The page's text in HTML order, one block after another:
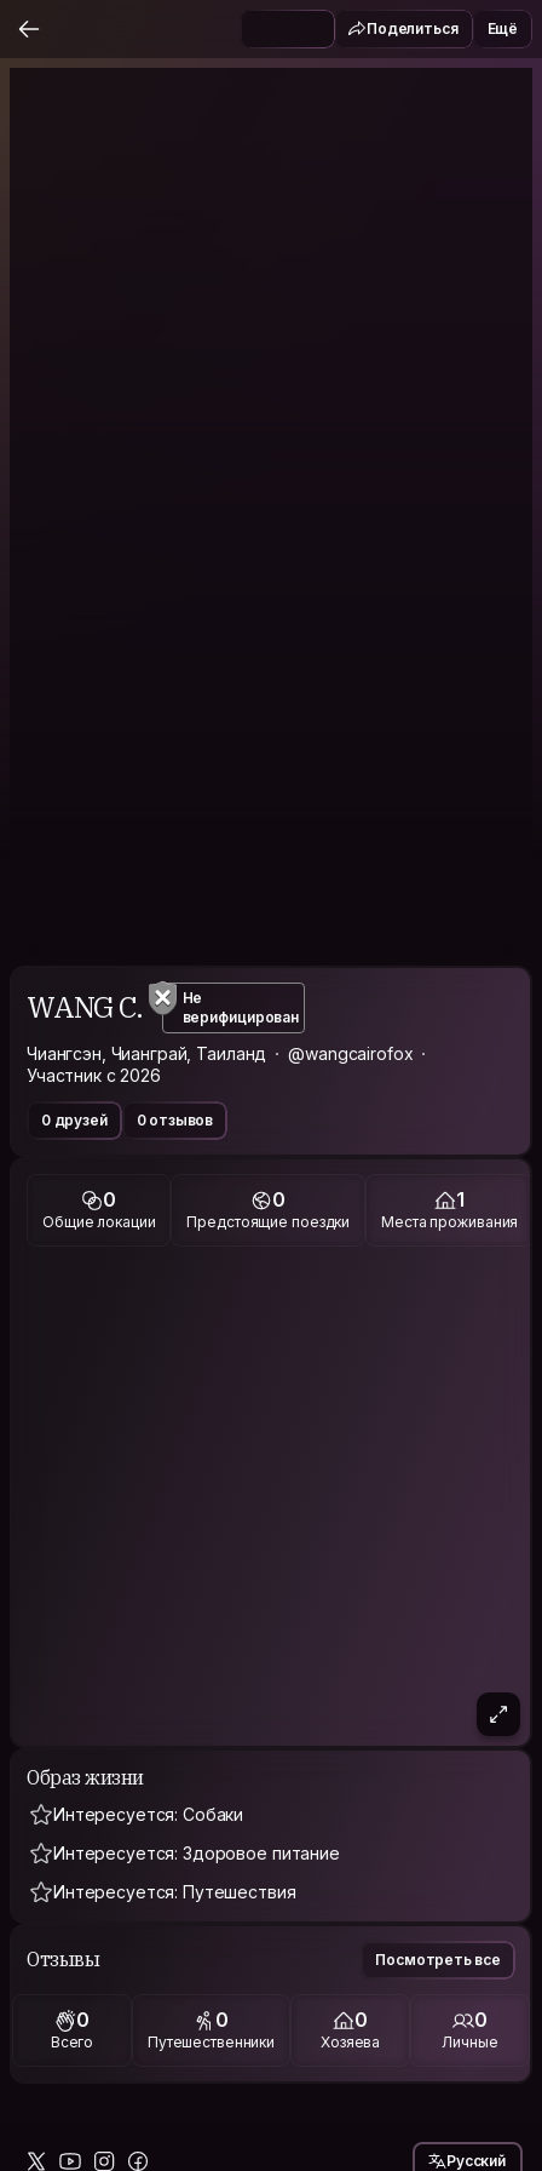
Поделиться Ещё
WANG C.
Не
верифицирован
Чиангсэн, Чианграй, Таиланд
@wangcairofox
Участник с 2026
0 друзей 0 отзывов
0
Общие локации
0
Предстоящие поездки
1
Места проживания
Образ жизни
Интересуется: Собаки
Интересуется: Здоровое питание
Интересуется: Путешествия
Отзывы Посмотреть все
0
Всего
0
Путешественники
0
Хозяева
0
Личные
Русский